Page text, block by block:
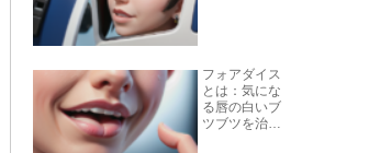
フォアダイス
とは：気にな
る唇の白いブ
ツブツを治す